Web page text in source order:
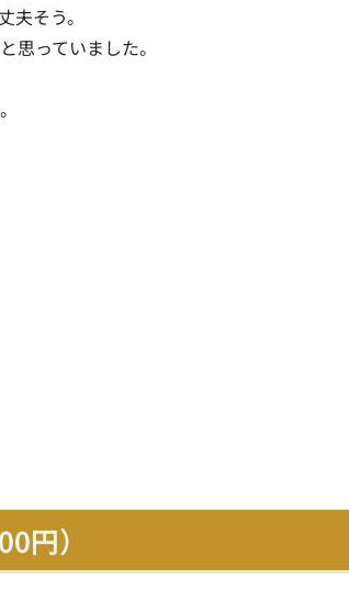
そう。
思っていました。
。
円）